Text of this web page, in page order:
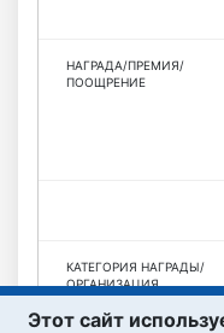
Этот сайт